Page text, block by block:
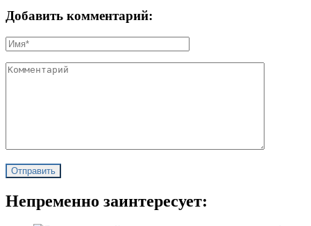
Добавить комментарий:
Непременно заинтересует: